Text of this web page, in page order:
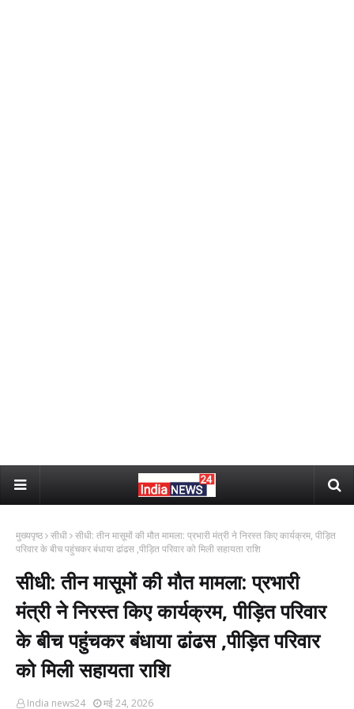
मुख्यपृष्ठ सीधी सीधी: तीन मासूमों की मौत मामला: प्रभारी मंत्री ने निरस्त किए कार्यक्रम, पीड़ित
परिवार के बीच पहुंचकर बंधाया ढांढस ,पीड़ित परिवार को मिली सहायता राशि
सीधी: तीन मासूमों की मौत मामला: प्रभारी
मंत्री ने निरस्त किए कार्यक्रम, पीड़ित परिवार
के बीच पहुंचकर बंधाया ढांढस ,पीड़ित परिवार
को मिली सहायता राशि
India news24 मई 24, 2026